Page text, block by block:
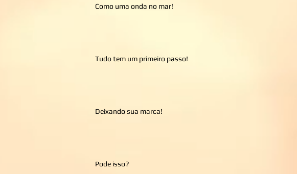
Como uma onda no mar!
Tudo tem um primeiro passo!
Deixando sua marca!
Pode isso?